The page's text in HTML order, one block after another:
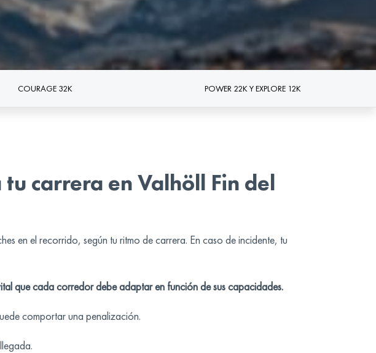
COURAGE 32K POWER 22K Y EXPLORE 12K
carrera en Valhöll Fin del
en el recorrido, según tu ritmo de carrera. En caso de incidente, tu
que cada corredor debe adaptar en función de sus capacidades.
comportar una penalización.